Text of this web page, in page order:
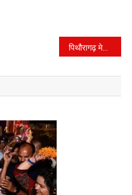
पिथौरागढ़ मेडिकल के निर्माण में तेजी लाने के निर्देश, सीएम ने अधिकारियों के साथ ही समीक्षा बैठक।